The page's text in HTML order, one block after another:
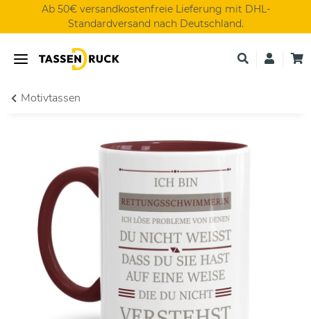
Ab 50€ versandkostenfreie Lieferung mit DHL-
Standardversand nach Deutschland.
Motivtassen